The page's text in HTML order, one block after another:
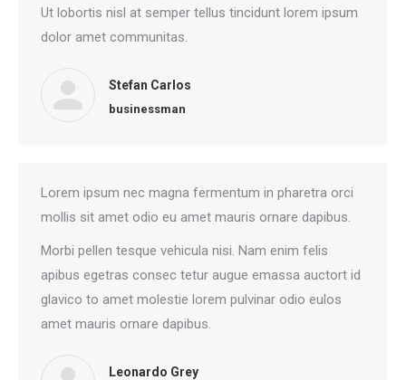
Ut lobortis nisl at semper tellus tincidunt lorem ipsum
dolor amet communitas.
Stefan Carlos
businessman
Lorem ipsum nec magna fermentum in pharetra orci
mollis sit amet odio eu amet mauris ornare dapibus.
Morbi pellen tesque vehicula nisi. Nam enim felis
apibus egetras consec tetur augue emassa auctort id
glavico to amet molestie lorem pulvinar odio eulos
amet mauris ornare dapibus.
Leonardo Grey